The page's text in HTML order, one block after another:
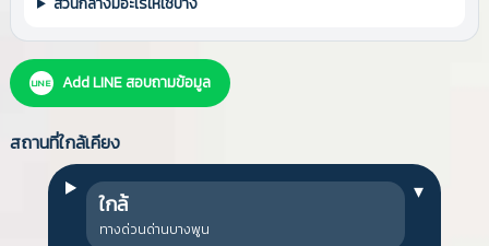
LINE Add LINE สอบถามข้อมูล
สถานที่ใกล้เคียง
ใกล้
ทางด่วนด่านบางพูน
▾